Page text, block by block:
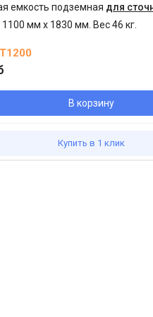
емкость подземная для
мм х 1830 мм. Вес 46 кг.
В корзину
Купить в 1 клик